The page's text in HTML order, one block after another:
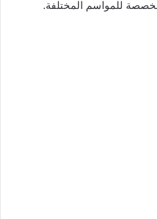
للمواسم المختلفة.